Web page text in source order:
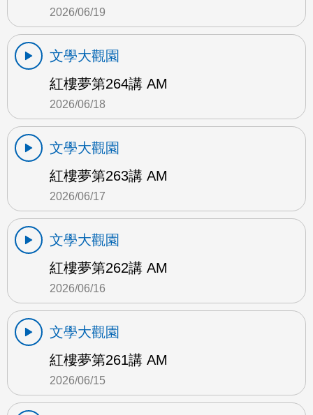
2026/06/19
文學大觀園
紅樓夢第264講 AM
2026/06/18
文學大觀園
紅樓夢第263講 AM
2026/06/17
文學大觀園
紅樓夢第262講 AM
2026/06/16
文學大觀園
紅樓夢第261講 AM
2026/06/15